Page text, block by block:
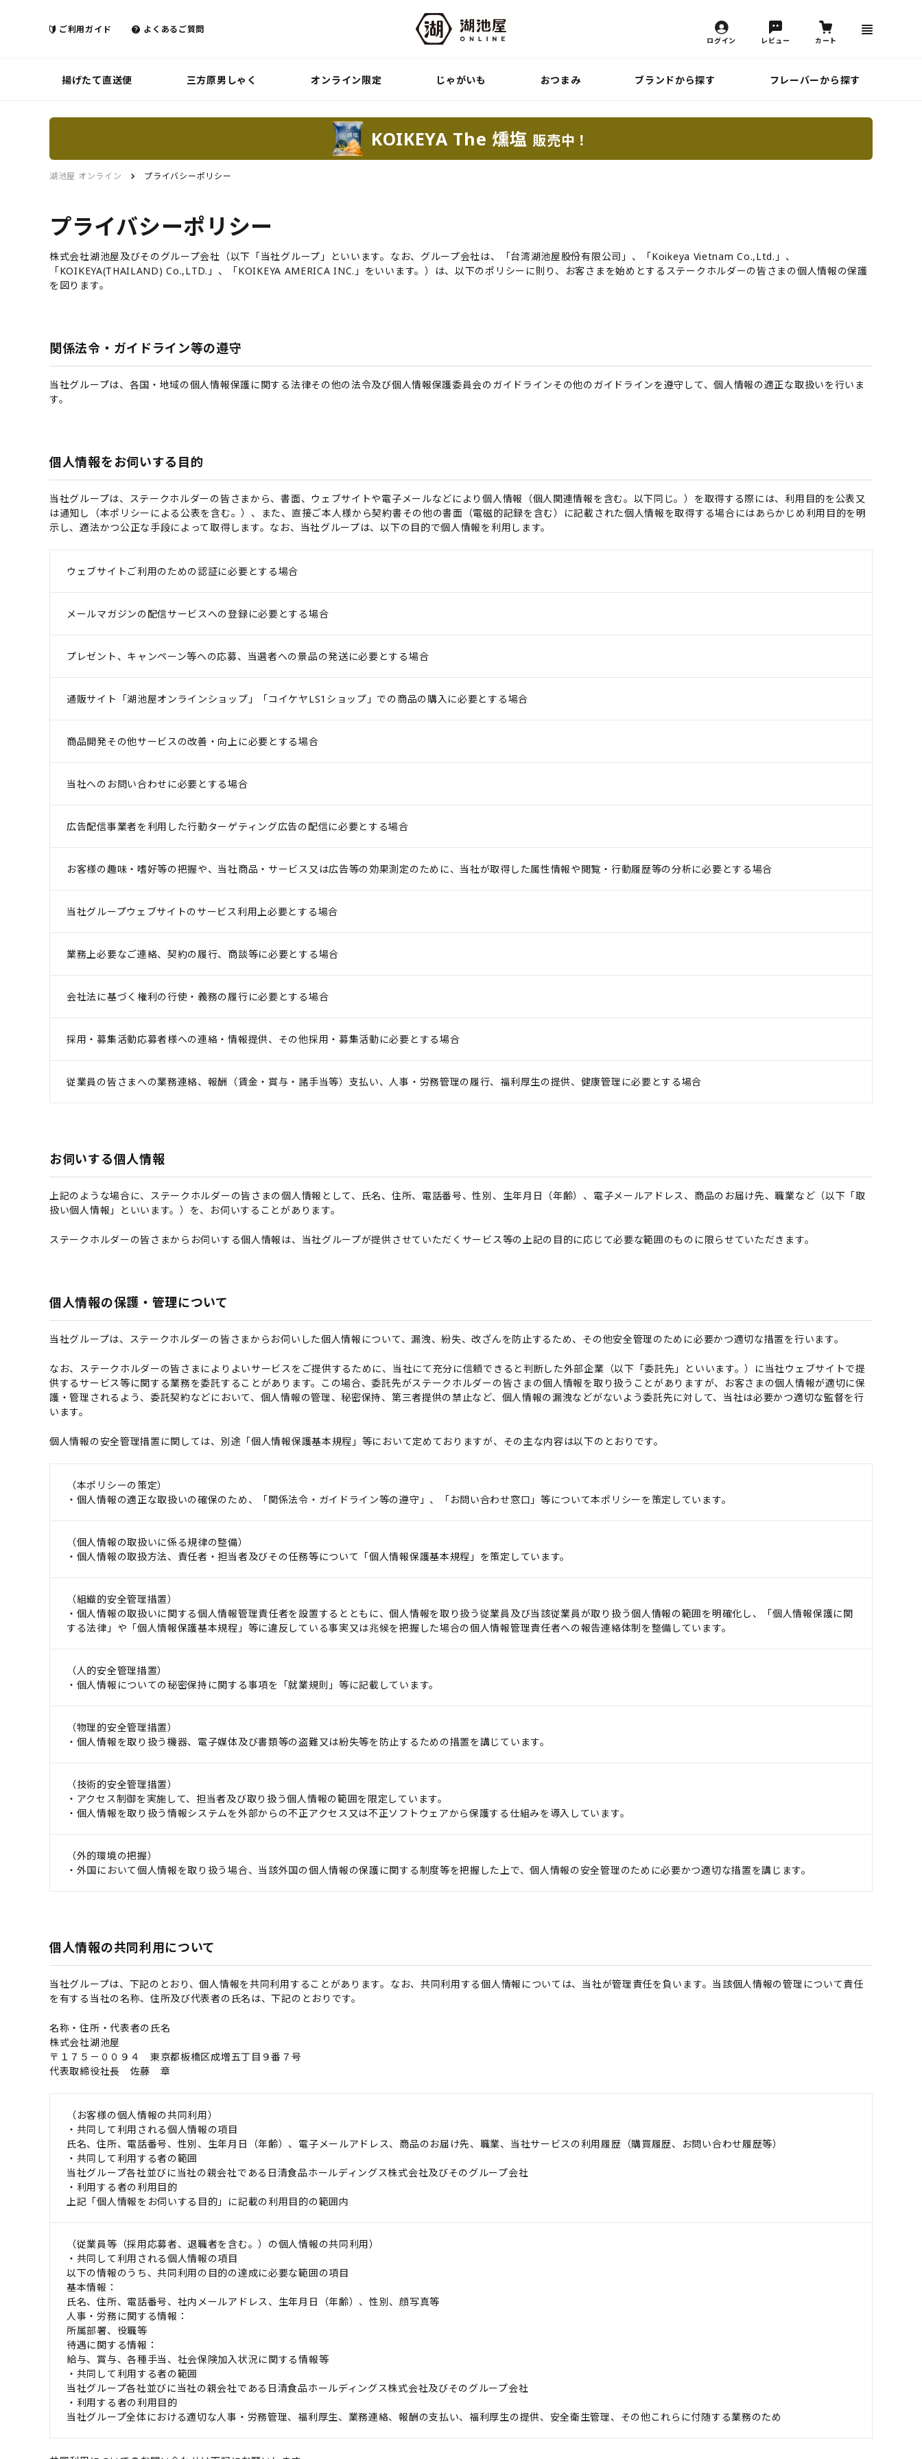
ご利用ガイド よくあるご質問
ログイン レビュー カート
揚げたて直送便 三方原男しゃく オンライン限定 じゃがいも おつまみ ブランドから探す フレーバーから探す
KOIKEYA The 燻塩 販売中！
湖池屋 オンライン プライバシーポリシー
プライバシーポリシー
株式会社湖池屋及びそのグループ会社（以下「当社グループ」といいます。なお、グループ会社は、「台湾湖池屋股份有限公司」、「Koikeya Vietnam Co.,Ltd.」、
「KOIKEYA(THAILAND) Co.,LTD.」、「KOIKEYA AMERICA INC.」をいいます。）は、以下のポリシーに則り、お客さまを始めとするステークホルダーの皆さまの個人情報の保護
を図ります。
関係法令・ガイドライン等の遵守
当社グループは、各国・地域の個人情報保護に関する法律その他の法令及び個人情報保護委員会のガイドラインその他のガイドラインを遵守して、個人情報の適正な取扱いを行いま
す。
個人情報をお伺いする目的
当社グループは、ステークホルダーの皆さまから、書面、ウェブサイトや電子メールなどにより個人情報（個人関連情報を含む。以下同じ。）を取得する際には、利用目的を公表又
は通知し（本ポリシーによる公表を含む。）、また、直接ご本人様から契約書その他の書面（電磁的記録を含む）に記載された個人情報を取得する場合にはあらかじめ利用目的を明
示し、適法かつ公正な手段によって取得します。なお、当社グループは、以下の目的で個人情報を利用します。
ウェブサイトご利用のための認証に必要とする場合
メールマガジンの配信サービスへの登録に必要とする場合
プレゼント、キャンペーン等への応募、当選者への景品の発送に必要とする場合
通販サイト「湖池屋オンラインショップ」「コイケヤLS1ショップ」での商品の購入に必要とする場合
商品開発その他サービスの改善・向上に必要とする場合
当社へのお問い合わせに必要とする場合
広告配信事業者を利用した行動ターゲティング広告の配信に必要とする場合
お客様の趣味・嗜好等の把握や、当社商品・サービス又は広告等の効果測定のために、当社が取得した属性情報や閲覧・行動履歴等の分析に必要とする場合
当社グループウェブサイトのサービス利用上必要とする場合
業務上必要なご連絡、契約の履行、商談等に必要とする場合
会社法に基づく権利の行使・義務の履行に必要とする場合
採用・募集活動応募者様への連絡・情報提供、その他採用・募集活動に必要とする場合
従業員の皆さまへの業務連絡、報酬（賃金・賞与・諸手当等）支払い、人事・労務管理の履行、福利厚生の提供、健康管理に必要とする場合
お伺いする個人情報
上記のような場合に、ステークホルダーの皆さまの個人情報として、氏名、住所、電話番号、性別、生年月日（年齢）、電子メールアドレス、商品のお届け先、職業など（以下「取
扱い個人情報」といいます。）を、お伺いすることがあります。
ステークホルダーの皆さまからお伺いする個人情報は、当社グループが提供させていただくサービス等の上記の目的に応じて必要な範囲のものに限らせていただきます。
個人情報の保護・管理について
当社グループは、ステークホルダーの皆さまからお伺いした個人情報について、漏洩、紛失、改ざんを防止するため、その他安全管理のために必要かつ適切な措置を行います。
なお、ステークホルダーの皆さまによりよいサービスをご提供するために、当社にて充分に信頼できると判断した外部企業（以下「委託先」といいます。）に当社ウェブサイトで提
供するサービス等に関する業務を委託することがあります。この場合、委託先がステークホルダーの皆さまの個人情報を取り扱うことがありますが、お客さまの個人情報が適切に保
護・管理されるよう、委託契約などにおいて、個人情報の管理、秘密保持、第三者提供の禁止など、個人情報の漏洩などがないよう委託先に対して、当社は必要かつ適切な監督を行
います。
個人情報の安全管理措置に関しては、別途「個人情報保護基本規程」等において定めておりますが、その主な内容は以下のとおりです。
（本ポリシーの策定）
・個人情報の適正な取扱いの確保のため、「関係法令・ガイドライン等の遵守」、「お問い合わせ窓口」等について本ポリシーを策定しています。
（個人情報の取扱いに係る規律の整備）
・個人情報の取扱方法、責任者・担当者及びその任務等について「個人情報保護基本規程」を策定しています。
（組織的安全管理措置）
・個人情報の取扱いに関する個人情報管理責任者を設置するとともに、個人情報を取り扱う従業員及び当該従業員が取り扱う個人情報の範囲を明確化し、「個人情報保護に関
する法律」や「個人情報保護基本規程」等に違反している事実又は兆候を把握した場合の個人情報管理責任者への報告連絡体制を整備しています。
（人的安全管理措置）
・個人情報についての秘密保持に関する事項を「就業規則」等に記載しています。
（物理的安全管理措置）
・個人情報を取り扱う機器、電子媒体及び書類等の盗難又は紛失等を防止するための措置を講じています。
（技術的安全管理措置）
・アクセス制御を実施して、担当者及び取り扱う個人情報の範囲を限定しています。
・個人情報を取り扱う情報システムを外部からの不正アクセス又は不正ソフトウェアから保護する仕組みを導入しています。
（外的環境の把握）
・外国において個人情報を取り扱う場合、当該外国の個人情報の保護に関する制度等を把握した上で、個人情報の安全管理のために必要かつ適切な措置を講じます。
個人情報の共同利用について
当社グループは、下記のとおり、個人情報を共同利用することがあります。なお、共同利用する個人情報については、当社が管理責任を負います。当該個人情報の管理について責任
を有する当社の名称、住所及び代表者の氏名は、下記のとおりです。
名称・住所・代表者の氏名
株式会社湖池屋
〒１７５－００９４ 東京都板橋区成増五丁目９番７号
代表取締役社長 佐藤 章
（お客様の個人情報の共同利用）
・共同して利用される個人情報の項目
氏名、住所、電話番号、性別、生年月日（年齢）、電子メールアドレス、商品のお届け先、職業、当社サービスの利用履歴（購買履歴、お問い合わせ履歴等）
・共同して利用する者の範囲
当社グループ各社並びに当社の親会社である日清食品ホールディングス株式会社及びそのグループ会社
・利用する者の利用目的
上記「個人情報をお伺いする目的」に記載の利用目的の範囲内
（従業員等（採用応募者、退職者を含む。）の個人情報の共同利用）
・共同して利用される個人情報の項目
以下の情報のうち、共同利用の目的の達成に必要な範囲の項目
基本情報：
氏名、住所、電話番号、社内メールアドレス、生年月日（年齢）、性別、顔写真等
人事・労務に関する情報：
所属部署、役職等
待遇に関する情報：
給与、賞与、各種手当、社会保険加入状況に関する情報等
・共同して利用する者の範囲
当社グループ各社並びに当社の親会社である日清食品ホールディングス株式会社及びそのグループ会社
・利用する者の利用目的
当社グループ全体における適切な人事・労務管理、福利厚生、業務連絡、報酬の支払い、福利厚生の提供、安全衛生管理、その他これらに付随する業務のため